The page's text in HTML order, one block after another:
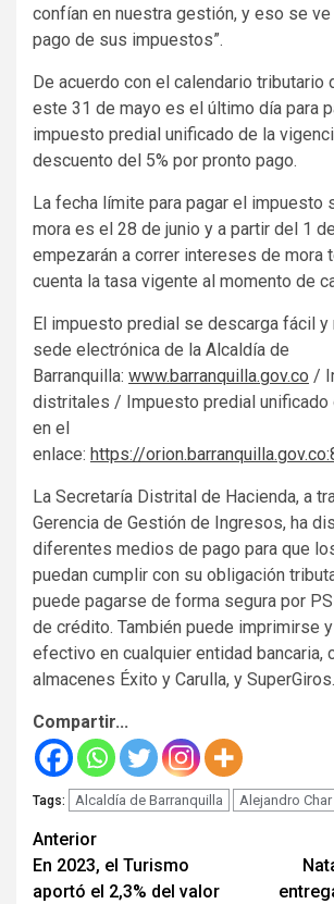
confían en nuestra gestión, y eso se ve
pago de sus impuestos”.
De acuerdo con el calendario tributario
este 31 de mayo es el último día para
impuesto predial unificado de la
descuento del 5% por pronto pago.
La fecha límite para pagar el impuesto
mora es el 28 de junio y a partir del 1
empezarán a correr intereses de mora
cuenta la tasa vigente al momento de
El impuesto predial se descarga fácil
sede electrónica de la Alcaldía de
Barranquilla: www.barranquilla.gov.co /
distritales / Impuesto predial unificado
en el
enlace: https://
La Secretaría Distrital de Hacienda, a
Gerencia de Gestión de Ingresos, ha
diferentes medios de pago para que
puedan cumplir con su obligación
puede pagarse de forma segura por
de crédito. También puede imprimirse
efectivo en cualquier entidad bancaria,
almacenes Éxito y Carulla, y SuperGiros.
Compartir...
Tags: Alcaldía de Barranquilla Alejandro Char
Seguir
leyendo
Anterior
En 2023, el Turismo
aportó el 2,3% del valor